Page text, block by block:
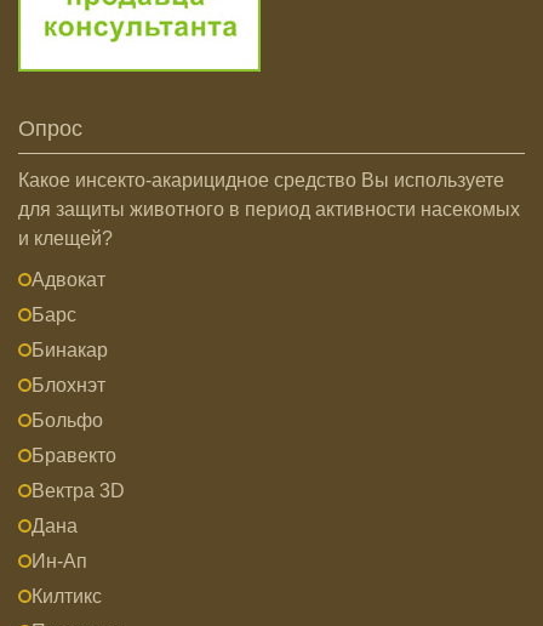
Опрос
Какое инсекто-акарицидное средство Вы используете
для защиты животного в период активности насекомых
и клещей?
Адвокат
Барс
Бинакар
Блохнэт
Больфо
Бравекто
Вектра 3D
Дана
Ин-Ап
Килтикс